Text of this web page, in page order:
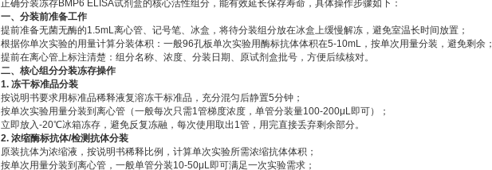
正确分装冻存BMP6 ELISA试剂盒的核心活性组分，能有效延长保存寿命，具体操作步骤如下：
一、分装前准备工作
提前准备无菌无酶的‌1.5mL离心管‌、记号笔、冰盒，将待分装组分放在冰盒上缓慢解冻，避免室温长时间放置；
根据你单次实验的用量计算分装体积：一般96孔板单次实验用酶标抗体体积在5-10mL，按单次用量分装，避免剩余；
提前在离心管上标注清楚：组分名称、浓度、分装日期、原试剂盒批号，方便后续核对。
二、核心组分分装冻存操作
1. 冻干标准品分装
按说明书要求用标准品稀释液复溶冻干标准品，充分混匀后静置5分钟；
按单次实验用量分装到离心管（一般每次只需1管梯度浓度，单管分装量100-200μL即可）；
立即放入-20℃冰箱冻存，避免反复冻融，每次使用取出1管，用完直接丢弃剩余部分。
2. 浓缩酶标抗体/检测抗体分装
原装抗体为浓缩液，按说明书稀释比例，计算单次实验所需浓缩抗体体积；
按单次用量分装到离心管，一般单管分装10-50μL即可满足一次实验需求；